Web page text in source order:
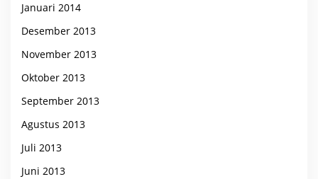
Januari 2014
Desember 2013
November 2013
Oktober 2013
September 2013
Agustus 2013
Juli 2013
Juni 2013